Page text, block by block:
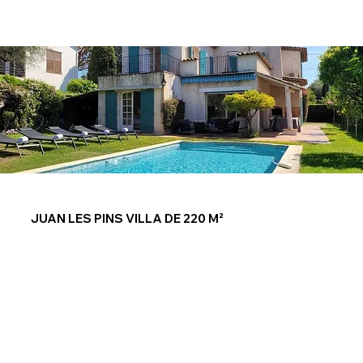
JUAN LES PINS VILLA DE 220 M²